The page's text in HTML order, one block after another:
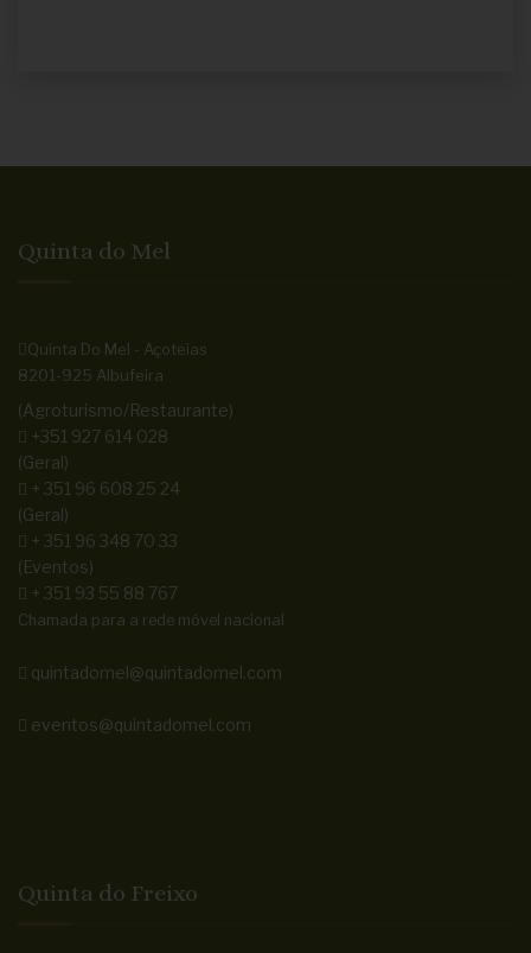
Quinta do Mel
Quinta Do Mel - Açoteias
8201-925 Albufeira
(Agroturismo/Restaurante)
+351 927 614 028
(Geral)
+ 351 96 608 25 24
(Geral)
+ 351 96 348 70 33
(Eventos)
+ 351 93 55 88 767
Chamada para a rede móvel nacional
quintadomel@quintadomel.com
eventos@quintadomel.com
Quinta do Freixo